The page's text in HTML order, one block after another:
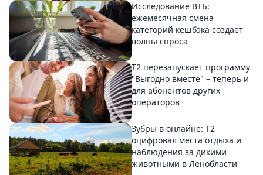
Исследование ВТБ:
ежемесячная смена
категорий кешбэка создает
волны спроса
Т2 перезапускает программу
"Выгодно вместе" – теперь и
для абонентов других
операторов
Зубры в онлайне: Т2
оцифровал места отдыха и
наблюдения за дикими
животными в Ленобласти